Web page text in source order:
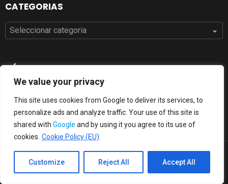
We value your privacy
This site uses cookies from Google to deliver its services, to
personalize ads and analyze traffic. Your use of this site is
shared with Google and by using it you agree to its use of
cookies. Cookie Policy (EU)
Customize Reject All Accept All
CATEGORIAS
Categorias
MÍDIA SOCIAL
flickr pinterest tumblr
Tatuagenshd.com © 2017 Todos os direitos reservados.
Top 10
Quente Popular Tendendo
Cookie Policy